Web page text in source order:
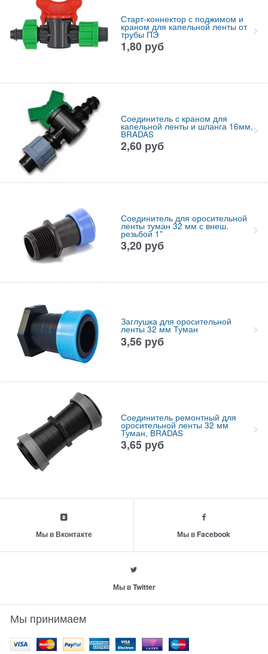
Старт-коннектор с поджимом и
краном для капельной ленты от
трубы ПЭ
1,80 руб
Соединитель c краном для
капельной ленты и шланга 16мм,
BRADAS
2,60 руб
Соединитель для оросительной
ленты туман 32 мм с внеш.
резьбой 1"
3,20 руб
Заглушка для оросительной
ленты 32 мм Туман
3,56 руб
Соединитель ремонтный для
оросительной ленты 32 мм
Туман, BRADAS
3,65 руб
Мы в Вконтакте Мы в Facebook
Мы в Twitter
Мы принимаем